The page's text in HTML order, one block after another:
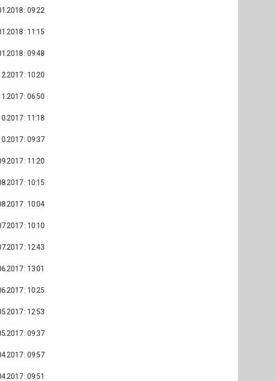
: 09:22
: 11:15
: 09:48
: 10:20
: 06:50
: 11:18
: 09:37
: 11:20
: 10:15
: 10:04
: 10:10
: 12:43
: 13:01
: 10:25
: 12:53
: 09:37
: 09:57
: 09:51